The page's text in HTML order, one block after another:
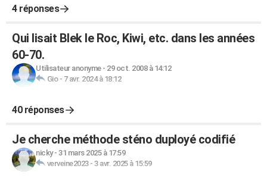
4 réponses
Qui lisait Blek le Roc, Kiwi, etc. dans les années
60-70.
Utilisateur anonyme- 29 oct. 2008 à 14:12
Gio- 7 avr. 2024 à 18:12
40 réponses
Je cherche méthode sténo duployé codifié
nicky- 31 mars 2025 à 17:59
verveine2023- 3 avr. 2025 à 15:59